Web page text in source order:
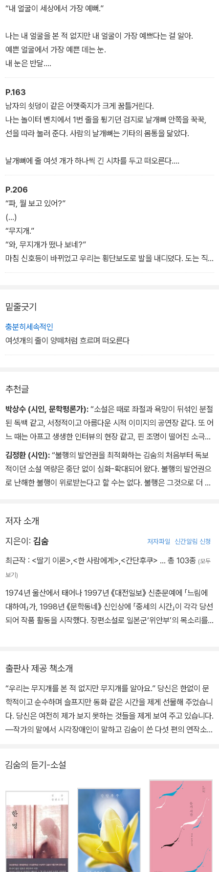
“내 얼굴이 세상에서 가장 예뻐.”
나는 내 얼굴을 본 적 없지만 내 얼굴이 가장 예쁘다는 걸 알아.
예쁜 얼굴에서 가장 예쁜 데는 눈.
내 눈은 반달.
― 「빨간 집에 사는 소녀」
P.163
남자의 쇳덩이 같은 어깻죽지가 크게 꿈틀거린다.
나는 놀이터 벤치에서 1번 줄을 튕기던 검지로 날개뼈 안쪽을 꾹꾹,
선을 따라 눌러 준다. 사람의 날개뼈는 기타의 몸통을 닮았다.
날개뼈에 줄 여섯 개가 하나씩 긴 시차를 두고 떠오른다.
공기와 바람이 줄들 사이를 범람한다.
여섯 개의 줄이 뿌리⠠⠘⠍⠐⠕처럼 흐른다.
상상은 내 머리가 아닌 손에서 펼쳐진다.
― 「검은색 양말을 신은 기타리스트」
P.206
“파, 뭘 보고 있어?”
(…)
“무지개.”
“와, 무지개가 떴나 보네?”
마침 신호등이 바뀌었고 우리는 횡단보도로 발을 내디뎠다. 도는 직
선을 그리지 못하고 사선을 그리며 횡단보도를 건넜다. 도는 무지개
는 눈동자에 뜬 무지개라는 걸 나는 도에게 말하지 않았다. 내 오른쪽
눈동자에 눈물이 고이고 햇빛이 사선으로 비쳐 들면 무지개가 뜬다.
눈동자가 진동 속에 있는 데다 사시여서, 햇빛이 눈동자에 맺힌 눈물
방울을 통과할 때 굴절과 반사가 일어나며 무지개가 뜨는 걸 거다.
밑줄긋기
충분히세속적인
여섯개의 줄이 양떼처럼 흐르며 떠오른다
추천글
박상수 (시인, 문학평론가): “소설은 때로 좌절과 욕망이 뒤섞인 분절
된 독백 같고, 서정적이고 아름다운 시적 이미지의 공연장 같다. 또 어
느 때는 아프고 생생한 인터뷰의 현장 같고, 핀 조명이 떨어진 소극장
의 연극 무대 같기도 하다. 시각장애인이라는 말만으로는 결코 다 담
아낼 수 없는 존재의 불투명함과 웅성거림, 까끌하면서도 생생한 이
부피감들.”
김정환 (시인): “불행의 발언권을 최적화하는 김숨의 처음부터 독보
적이던 소설 역량은 중단 없이 심화-확대되어 왔다. 불행의 발언권으
로 난해한 불행이 위로받는다고 할 수는 없다. 불행은 그것으로 더 불
될 수 있다.”
저자 소개
지은이: 김숨 저자파일 신간알림 신청
최근작 : <딸기 이론> <한 사람에게> <간단후쿠> … 총 103종 (모두
보기)
1974년 울산에서 태어나 1997년 《대전일보》 신춘문예에 「느림에
대하여」가, 1998년 《문학동네》 신인상에 「중세의 시간」이 각각 당선
되어 작품 활동을 시작했다. 장편소설로 일본군‘위안부’의 목소리를
사람』, 태평양전쟁 당시 오키나와에서의 조선인 참살을 다룬 『오키나
와 스파이』, 조선소 노동자의 삶을 다룬 『철』 『제비심장』 등이 있고,
시각장애인의 삶을 다룬 연작소설 『무지개 눈』이 있다. 소설집으로
『나는 나무를 만질 수 있을까』 『침대』 『간과 쓸개』 『국수』 『당신의
신』 『나는 염소가 처음이야』 등이 있다. 현대문학상, 대산문학상, 이
출판사 제공 책소개
“우리는 무지개를 본 적 없지만 무지개를 알아요.” 당신은 한없이 문
학적이고 순수하며 슬프지만 동화 같은 시간을 제게 선물해 주었습니
다. 당신은 여전히 제가 보지 못하는 것들을 제게 보여 주고 있습니다.
―작가의 말에서 시각장애인이 말하고 김숨이 쓴 다섯 편의 연작소설
섯 명의 시각장애인과 인터뷰한 내용을 바탕으로 쓴 단편소설을 엮은
연작소설집이다. 김숨은 한국문학의 ‘오늘’을 만들어 왔고, 또 여전히
만들어 가고 있는 독보적인 작가이다. 1997년 등단한 이후 28년간
스무 권 이상의 소설집과 장편소설을 발표하며 쉼 없이 소설을 써 온
김숨 작가는 그 문학적 성과를 꾸준히 인정받아 2010년 이후로 현대
문학상, 대산문학상, 이상문학상, 동인문학상 등 한국의 주요 문학상
을 모두 석권했다. 김숨은 역사적 사건에 연루된 실제 인물들의 삶과
내면을 소설로 기록하고 증언하는 데 오랫동안 몰두해 왔다. 일본군
김숨의 듣기-소설